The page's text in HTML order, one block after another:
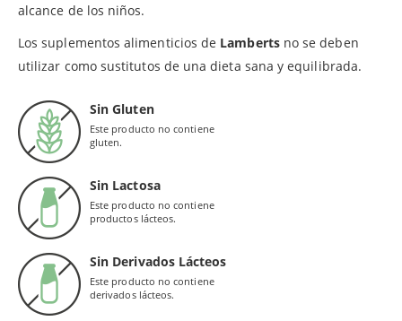
alcance de los niños.
Los suplementos alimenticios de Lambertsno se deben
utilizar como sustitutos de una dieta sana y equilibrada.
Sin Gluten
Este producto no contiene
gluten.
Sin Lactosa
Este producto no contiene
productos lácteos.
Sin Derivados Lácteos
Este producto no contiene
derivados lácteos.